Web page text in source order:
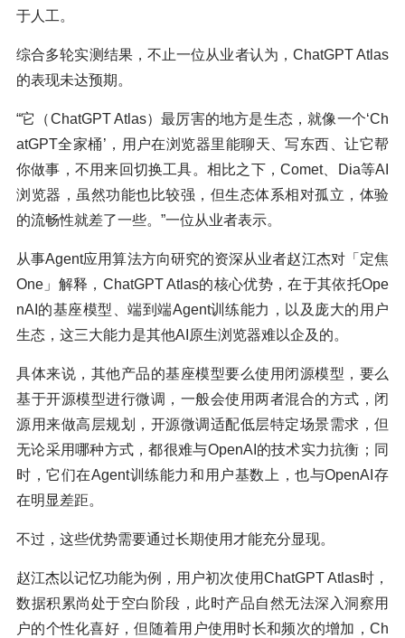
于人工。
综合多轮实测结果，不止一位从业者认为，ChatGPT Atlas
的表现未达预期。
“它（ChatGPT Atlas）最厉害的地方是生态，就像一个‘Ch
atGPT全家桶’，用户在浏览器里能聊天、写东西、让它帮
你做事，不用来回切换工具。相比之下，Comet、Dia等AI
浏览器，虽然功能也比较强，但生态体系相对孤立，体验
的流畅性就差了一些。”一位从业者表示。
从事Agent应用算法方向研究的资深从业者赵江杰对「定焦
One」解释，ChatGPT Atlas的核心优势，在于其依托Ope
nAI的基座模型、端到端Agent训练能力，以及庞大的用户
生态，这三大能力是其他AI原生浏览器难以企及的。
具体来说，其他产品的基座模型要么使用闭源模型，要么
基于开源模型进行微调，一般会使用两者混合的方式，闭
源用来做高层规划，开源微调适配低层特定场景需求，但
无论采用哪种方式，都很难与OpenAI的技术实力抗衡；同
时，它们在Agent训练能力和用户基数上，也与OpenAI存
在明显差距。
不过，这些优势需要通过长期使用才能充分显现。
赵江杰以记忆功能为例，用户初次使用ChatGPT Atlas时，
数据积累尚处于空白阶段，此时产品自然无法深入洞察用
户的个性化喜好，但随着用户使用时长和频次的增加，Ch